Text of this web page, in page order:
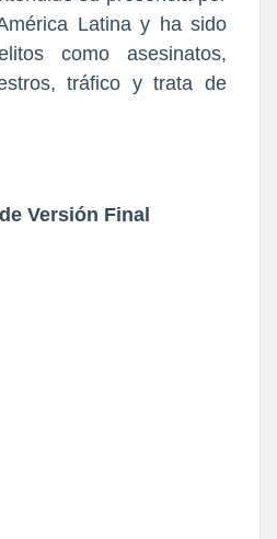
Latina y ha sido
como asesinatos,
tráfico y trata de
Versión Final